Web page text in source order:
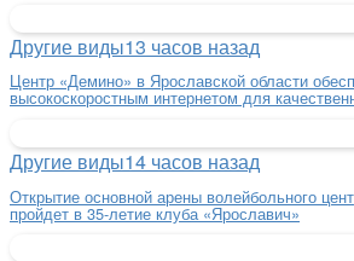
Другие виды13 часов назад
Центр «Демино» в Ярославской области
высокоскоростным интернетом для
Другие виды14 часов назад
Открытие основной арены волейбольного
пройдет в 35-летие клуба «Ярославич»